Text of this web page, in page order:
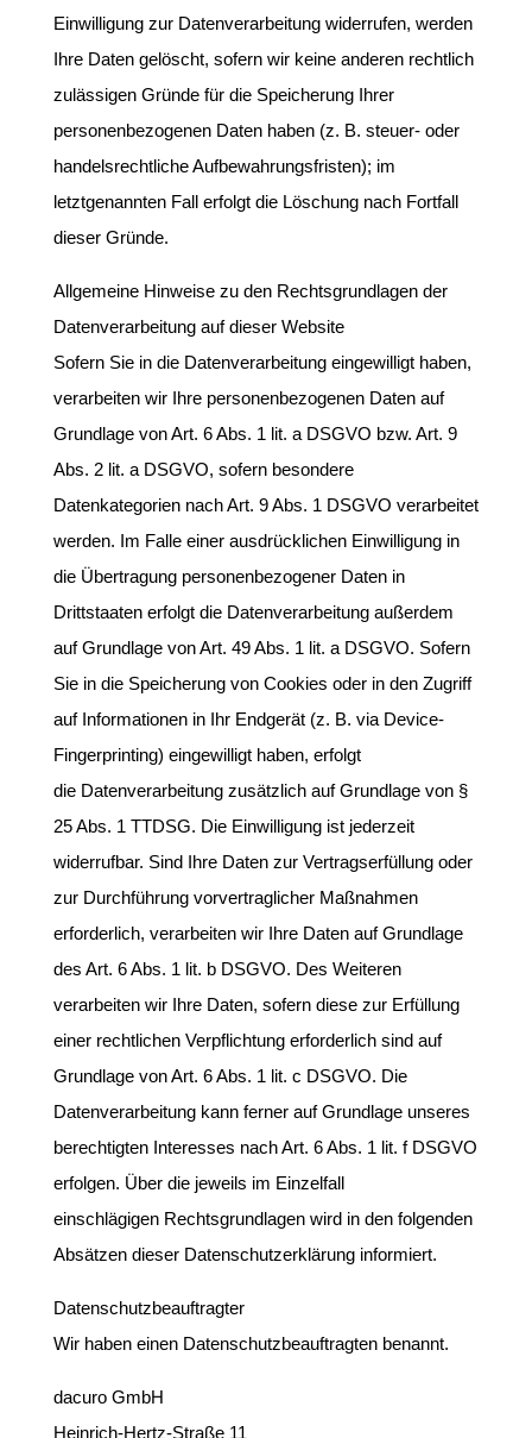
Einwilligung zur Datenverarbeitung widerrufen, werden
Ihre Daten gelöscht, sofern wir keine anderen rechtlich
zulässigen Gründe für die Speicherung Ihrer
personenbezogenen Daten haben (z. B. steuer- oder
handelsrechtliche Aufbewahrungsfristen); im
letztgenannten Fall erfolgt die Löschung nach Fortfall
dieser Gründe.
Allgemeine Hinweise zu den Rechtsgrundlagen der
Datenverarbeitung auf dieser Website
Sofern Sie in die Datenverarbeitung eingewilligt haben,
verarbeiten wir Ihre personenbezogenen Daten auf
Grundlage von Art. 6 Abs. 1 lit. a DSGVO bzw. Art. 9
Abs. 2 lit. a DSGVO, sofern besondere
Datenkategorien nach Art. 9 Abs. 1 DSGVO verarbeitet
werden. Im Falle einer ausdrücklichen Einwilligung in
die Übertragung personenbezogener Daten in
Drittstaaten erfolgt die Datenverarbeitung außerdem
auf Grundlage von Art. 49 Abs. 1 lit. a DSGVO. Sofern
Sie in die Speicherung von Cookies oder in den Zugriff
auf Informationen in Ihr Endgerät (z. B. via Device-
Fingerprinting) eingewilligt haben, erfolgt
die Datenverarbeitung zusätzlich auf Grundlage von §
25 Abs. 1 TTDSG. Die Einwilligung ist jederzeit
widerrufbar. Sind Ihre Daten zur Vertragserfüllung oder
zur Durchführung vorvertraglicher Maßnahmen
erforderlich, verarbeiten wir Ihre Daten auf Grundlage
des Art. 6 Abs. 1 lit. b DSGVO. Des Weiteren
verarbeiten wir Ihre Daten, sofern diese zur Erfüllung
einer rechtlichen Verpflichtung erforderlich sind auf
Grundlage von Art. 6 Abs. 1 lit. c DSGVO. Die
Datenverarbeitung kann ferner auf Grundlage unseres
berechtigten Interesses nach Art. 6 Abs. 1 lit. f DSGVO
erfolgen. Über die jeweils im Einzelfall
einschlägigen Rechtsgrundlagen wird in den folgenden
Absätzen dieser Datenschutzerklärung informiert.
Datenschutzbeauftragter
Wir haben einen Datenschutzbeauftragten benannt.
dacuro GmbH
Heinrich-Hertz-Straße 11